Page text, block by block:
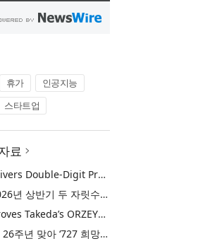
휴가
인공지능
스타트업
료
Tecnotree Delivers Double-Digit Profit Growth and Accelerated Deployment Momentum in H1 2026
테크노트리, 2026년 상반기 두 자릿수 이익 성장 및 글로벌 구축 가속화
U.S. FDA Approves Takeda’s ORZEYFUL™ (oveporexton), the First and Only Medicine to Treat the Underlying Cause of Narcolepsy Type 1
엘앤에프, 창립 26주년 맞아 ‘727 희망박스’ 나눔 캠페인 진행… 임직원과 함께 대구 지역사회 상생 실천